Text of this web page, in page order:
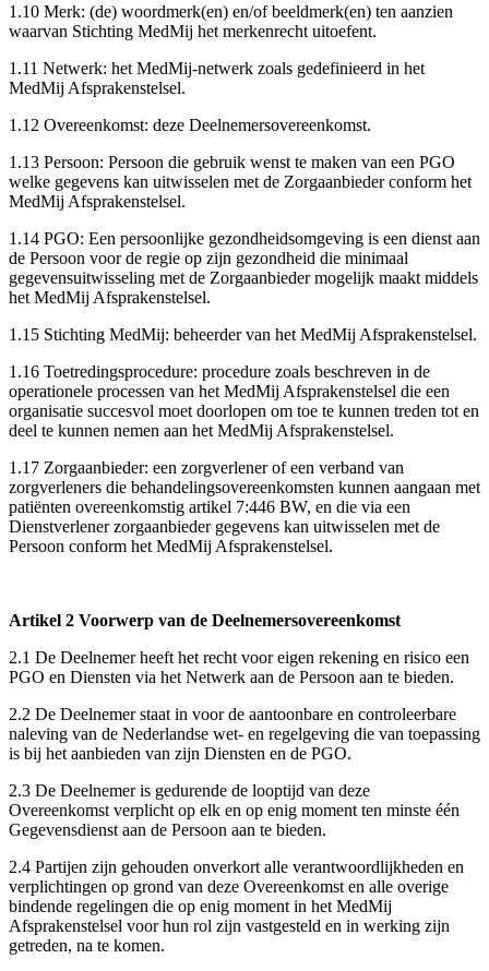
1.10 Merk: (de) woordmerk(en) en/of beeldmerk(en) ten aanzien
waarvan Stichting MedMij het merkenrecht uitoefent.
1.11 Netwerk: het MedMij-netwerk zoals gedefinieerd in het
MedMij Afsprakenstelsel.
1.12 Overeenkomst: deze Deelnemersovereenkomst.
1.13 Persoon: Persoon die gebruik wenst te maken van een PGO
welke gegevens kan uitwisselen met de Zorgaanbieder conform het
MedMij Afsprakenstelsel.
1.14 PGO: Een persoonlijke gezondheidsomgeving is een dienst aan
de Persoon voor de regie op zijn gezondheid die minimaal
gegevensuitwisseling met de Zorgaanbieder mogelijk maakt middels
het MedMij Afsprakenstelsel.
1.15 Stichting MedMij: beheerder van het MedMij Afsprakenstelsel.
1.16 Toetredingsprocedure: procedure zoals beschreven in de
operationele processen van het MedMij Afsprakenstelsel die een
organisatie succesvol moet doorlopen om toe te kunnen treden tot en
deel te kunnen nemen aan het MedMij Afsprakenstelsel.
1.17 Zorgaanbieder: een zorgverlener of een verband van
zorgverleners die behandelingsovereenkomsten kunnen aangaan met
patiënten overeenkomstig artikel 7:446 BW, en die via een
Dienstverlener zorgaanbieder gegevens kan uitwisselen met de
Persoon conform het MedMij Afsprakenstelsel.
Artikel 2 Voorwerp van de Deelnemersovereenkomst
2.1 De Deelnemer heeft het recht voor eigen rekening en risico een
PGO en Diensten via het Netwerk aan de Persoon aan te bieden.
2.2 De Deelnemer staat in voor de aantoonbare en controleerbare
naleving van de Nederlandse wet- en regelgeving die van toepassing
is bij het aanbieden van zijn Diensten en de PGO.
2.3 De Deelnemer is gedurende de looptijd van deze
Overeenkomst verplicht op elk en op enig moment ten minste één
Gegevensdienst aan de Persoon aan te bieden.
2.4 Partijen zijn gehouden onverkort alle verantwoordlijkheden en
verplichtingen op grond van deze Overeenkomst en alle overige
bindende regelingen die op enig moment in het MedMij
Afsprakenstelsel voor hun rol zijn vastgesteld en in werking zijn
getreden, na te komen.